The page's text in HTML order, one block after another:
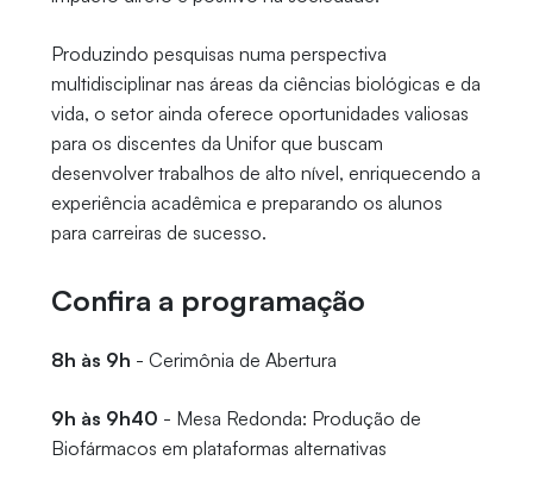
Produzindo pesquisas numa perspectiva
multidisciplinar nas áreas da ciências biológicas e da
vida, o setor ainda oferece oportunidades valiosas
para os discentes da Unifor que buscam
desenvolver trabalhos de alto nível, enriquecendo a
experiência acadêmica e preparando os alunos
para carreiras de sucesso.
Confira a programação
8h às 9h - Cerimônia de Abertura
9h às 9h40 - Mesa Redonda: Produção de
Biofármacos em plataformas alternativas